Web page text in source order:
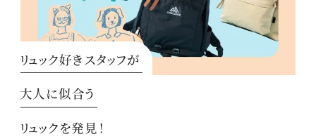
リュック好きスタッフが
大人に似合う
リュックを発見！